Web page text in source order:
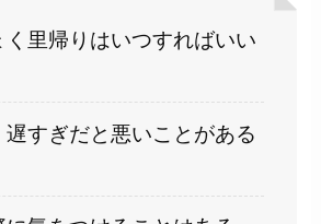
く里帰りはいつすればいい
遅すぎだと悪いことがある